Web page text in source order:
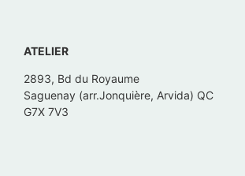
ATELIER
2893, Bd du Royaume
Saguenay (arr.Jonquière, Arvida) QC
G7X 7V3